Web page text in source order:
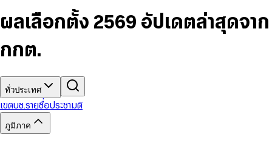
7
8
5
6
8
9
6
7
9
5
6
8
9
9
ผลเลือกตั้ง 2569 อัปเดตล่าสุดจาก
กกต.
ทั่วประเทศ
เขตบช.รายชื่อประชามติ
ภูมิภาค